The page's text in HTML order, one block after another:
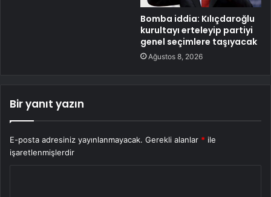
Bomba iddia: Kılıçdaroğlu
kurultayı erteleyip partiyi
genel seçimlere taşıyacak
Ağustos 8, 2026
Bir yanıt yazın
E-posta adresiniz yayınlanmayacak. Gerekli alanlar * ile
işaretlenmişlerdir